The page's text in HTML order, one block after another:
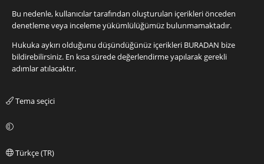
Bu nedenle, kullanıcılar tarafından oluşturulan içerikleri önceden
denetleme veya inceleme yükümlülüğümüz bulunmamaktadır.
Hukuka aykırı olduğunu düşündüğünüz içerikleri BURADAN bize
bildirebilirsiniz. En kısa sürede değerlendirme yapılarak gerekli
adımlar atılacaktır.
Tema seçici
Türkçe (TR)